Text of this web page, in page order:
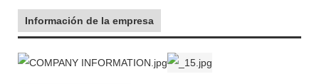
Información de la empresa